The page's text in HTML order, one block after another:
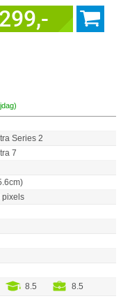
Series 2
7
pixels
8.5 8.5